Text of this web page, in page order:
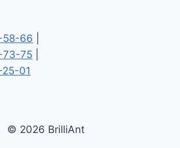
58-66
73-75
01
© 2026 BrilliAnt